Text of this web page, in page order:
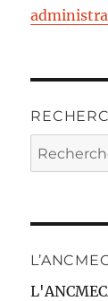
Recherche
pour :